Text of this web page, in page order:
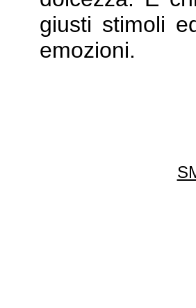
giusti stimoli
emozioni.